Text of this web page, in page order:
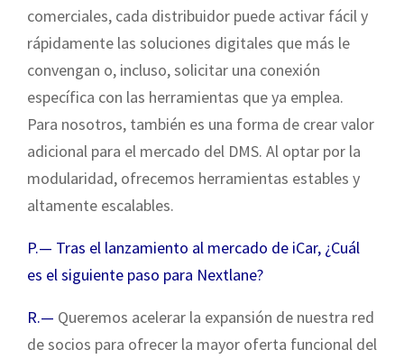
comerciales, cada distribuidor puede activar fácil y
rápidamente las soluciones digitales que más le
convengan o, incluso, solicitar una conexión
específica con las herramientas que ya emplea.
Para nosotros, también es una forma de crear valor
adicional para el mercado del DMS. Al optar por la
modularidad, ofrecemos herramientas estables y
altamente escalables.
P.— Tras el lanzamiento al mercado de iCar, ¿Cuál
es el siguiente paso para Nextlane?
R.— Queremos acelerar la expansión de nuestra red
de socios para ofrecer la mayor oferta funcional del